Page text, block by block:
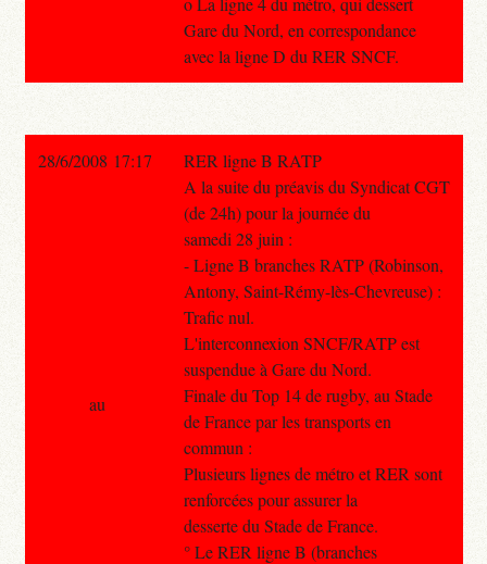
Gare du Nord, en correspondance
avec la ligne D du RER SNCF.
28/6/2008 17:17
RER ligne B RATP
A la suite du préavis du Syndicat CGT
(de 24h) pour la journée du
samedi 28 juin :
- Ligne B branches RATP (Robinson,
Antony, Saint-Rémy-lès-Chevreuse) :
Trafic nul.
L'interconnexion SNCF/RATP est
suspendue à Gare du Nord.
Finale du Top 14 de rugby, au Stade
de France par les transports en
commun :
Plusieurs lignes de métro et RER sont
renforcées pour assurer la
desserte du Stade de France.
° Le RER ligne B (branches
au